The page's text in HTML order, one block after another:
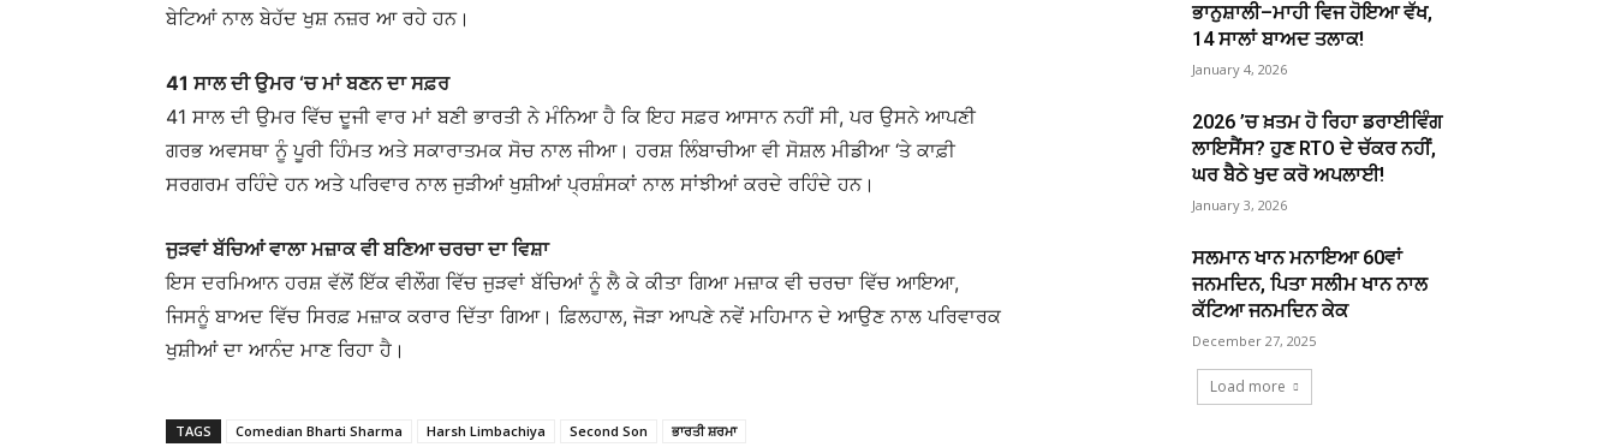
ਬੇਟਿਆਂ ਨਾਲ ਬੇਹੱਦ ਖੁਸ਼ ਨਜ਼ਰ ਆ ਰਹੇ ਹਨ।
41 ਸਾਲ ਦੀ ਉਮਰ ‘ਚ ਮਾਂ ਬਣਨ ਦਾ ਸਫ਼ਰ
41 ਸਾਲ ਦੀ ਉਮਰ ਵਿੱਚ ਦੂਜੀ ਵਾਰ ਮਾਂ ਬਣੀ ਭਾਰਤੀ ਨੇ ਮੰਨਿਆ ਹੈ ਕਿ ਇਹ ਸਫ਼ਰ ਆਸਾਨ ਨਹੀਂ ਸੀ, ਪਰ ਉਸਨੇ ਆਪਣੀ
ਗਰਭ ਅਵਸਥਾ ਨੂੰ ਪੂਰੀ ਹਿੰਮਤ ਅਤੇ ਸਕਾਰਾਤਮਕ ਸੋਚ ਨਾਲ ਜੀਆ। ਹਰਸ਼ ਲਿੰਬਾਚੀਆ ਵੀ ਸੋਸ਼ਲ ਮੀਡੀਆ ‘ਤੇ ਕਾਫ਼ੀ
ਸਰਗਰਮ ਰਹਿੰਦੇ ਹਨ ਅਤੇ ਪਰਿਵਾਰ ਨਾਲ ਜੁੜੀਆਂ ਖੁਸ਼ੀਆਂ ਪ੍ਰਸ਼ੰਸਕਾਂ ਨਾਲ ਸਾਂਝੀਆਂ ਕਰਦੇ ਰਹਿੰਦੇ ਹਨ।
ਜੁੜਵਾਂ ਬੱਚਿਆਂ ਵਾਲਾ ਮਜ਼ਾਕ ਵੀ ਬਣਿਆ ਚਰਚਾ ਦਾ ਵਿਸ਼ਾ
ਇਸ ਦਰਮਿਆਨ ਹਰਸ਼ ਵੱਲੋਂ ਇੱਕ ਵੀਲੌਗ ਵਿੱਚ ਜੁੜਵਾਂ ਬੱਚਿਆਂ ਨੂੰ ਲੈ ਕੇ ਕੀਤਾ ਗਿਆ ਮਜ਼ਾਕ ਵੀ ਚਰਚਾ ਵਿੱਚ ਆਇਆ,
ਜਿਸਨੂੰ ਬਾਅਦ ਵਿੱਚ ਸਿਰਫ਼ ਮਜ਼ਾਕ ਕਰਾਰ ਦਿੱਤਾ ਗਿਆ। ਫ਼ਿਲਹਾਲ, ਜੋੜਾ ਆਪਣੇ ਨਵੇਂ ਮਹਿਮਾਨ ਦੇ ਆਉਣ ਨਾਲ ਪਰਿਵਾਰਕ
ਖੁਸ਼ੀਆਂ ਦਾ ਆਨੰਦ ਮਾਣ ਰਿਹਾ ਹੈ।
TAGS Comedian Bharti Sharma Harsh Limbachiya Second Son ਭਾਰਤੀ ਸ਼ਰਮਾ
ਭਾਨੁਸ਼ਾਲੀ–ਮਾਹੀ ਵਿਜ ਹੋਇਆ ਵੱਖ,
14 ਸਾਲਾਂ ਬਾਅਦ ਤਲਾਕ!
January 4, 2026
2026 ’ਚ ਖ਼ਤਮ ਹੋ ਰਿਹਾ ਡਰਾਈਵਿੰਗ
ਲਾਇਸੈਂਸ? ਹੁਣ RTO ਦੇ ਚੱਕਰ ਨਹੀਂ,
ਘਰ ਬੈਠੇ ਖੁਦ ਕਰੋ ਅਪਲਾਈ!
January 3, 2026
ਸਲਮਾਨ ਖਾਨ ਮਨਾਇਆ 60ਵਾਂ
ਜਨਮਦਿਨ, ਪਿਤਾ ਸਲੀਮ ਖਾਨ ਨਾਲ
ਕੱਟਿਆ ਜਨਮਦਿਨ ਕੇਕ
December 27, 2025
Load more